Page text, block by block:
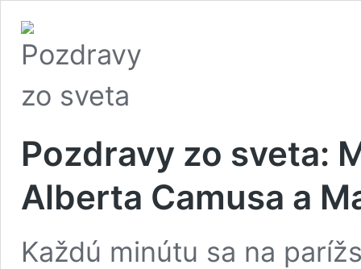
Pozdravy zo sveta:
Alberta Camusa a
Každú minútu sa na